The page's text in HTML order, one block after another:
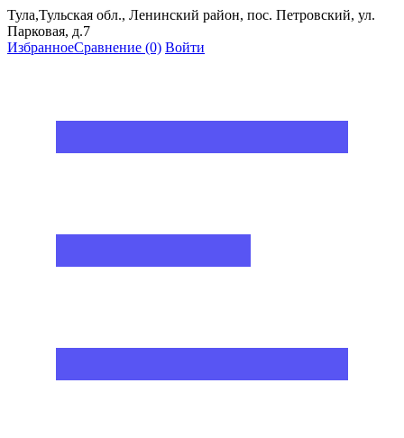
Тула,Тульская обл., Ленинский район, пос. Петровский, ул.
Парковая, д.7
ИзбранноеСравнение (0) Войти